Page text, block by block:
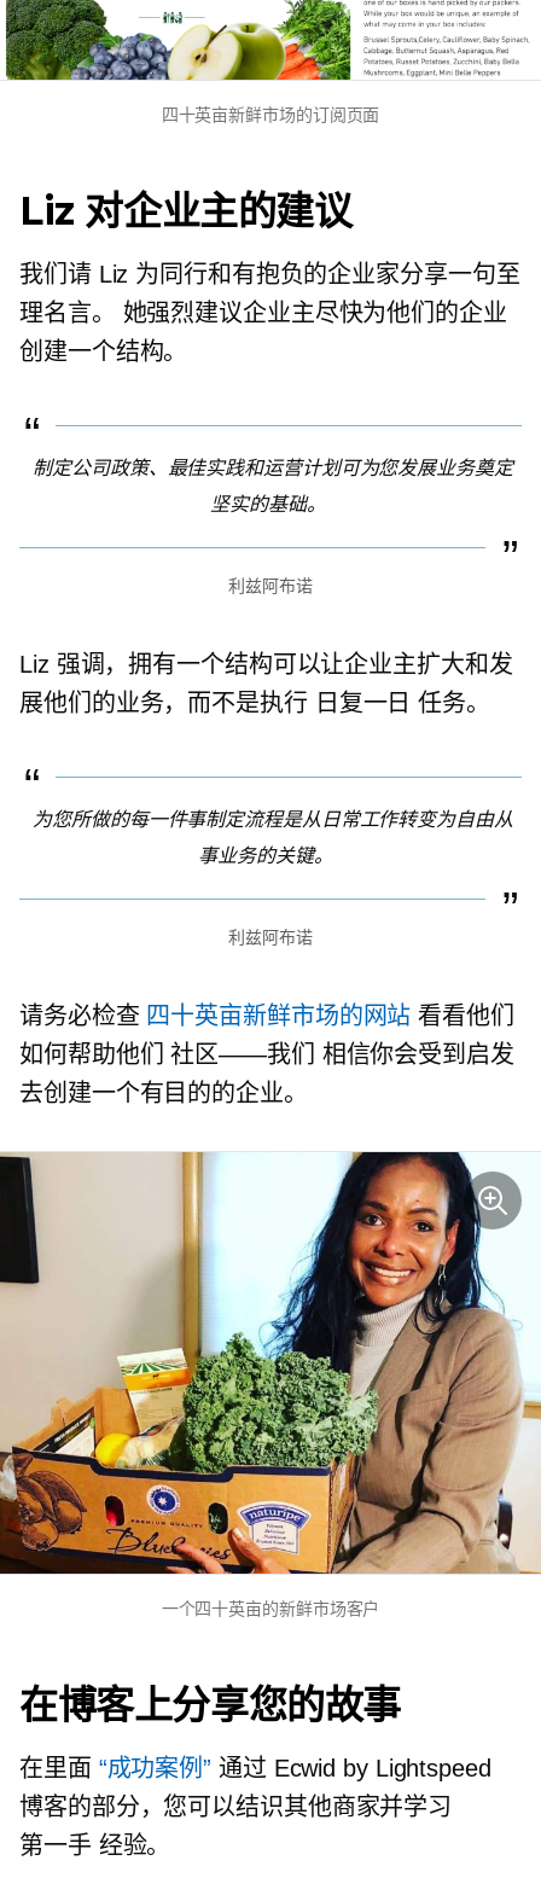
四十英亩新鲜市场的订阅页面
Liz 对企业主的建议
我们请 Liz 为同行和有抱负的企业家分享一句至
理名言。 她强烈建议企业主尽快为他们的企业
创建一个结构。
制定公司政策、最佳实践和运营计划可为您发展业务奠定
坚实的基础。
利兹阿布诺
Liz 强调，拥有一个结构可以让企业主扩大和发
展他们的业务，而不是执行 日复一日 任务。
为您所做的每一件事制定流程是从日常工作转变为自由从
事业务的关键。
利兹阿布诺
请务必检查 四十英亩新鲜市场的网站 看看他们
如何帮助他们社区——我们
相信你会受到启发
去创建一个有目的的企业。
一个四十英亩的新鲜市场客户
在博客上分享您的故事
在里面 “成功案例” 通过 Ecwid by Lightspeed
博客的部分，您可以结识其他商家并学习
第一手 经验。